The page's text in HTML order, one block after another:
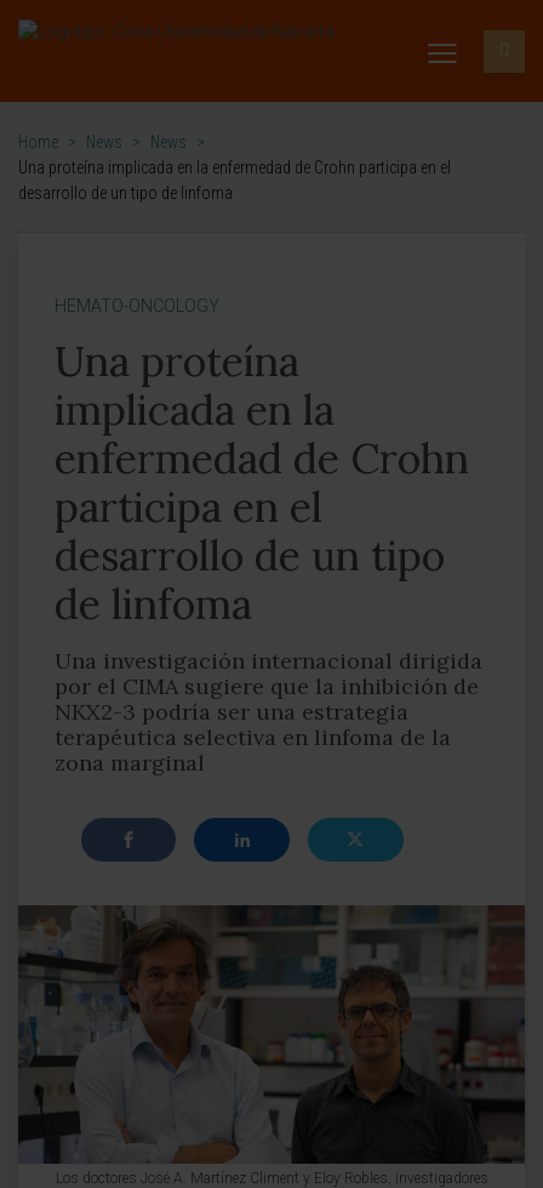
Home > News > News
>
Una proteína implicada en la enfermedad de Crohn participa en el
desarrollo de un tipo de linfoma
HEMATO-ONCOLOGY
Una proteína
implicada en la
enfermedad de Crohn
participa en el
desarrollo de un tipo
de linfoma
Una investigación internacional dirigida
por el CIMA sugiere que la inhibición de
NKX2-3 podría ser una estrategia
terapéutica selectiva en linfoma de la
zona marginal
Los doctores José A. Martínez Climent y Eloy Robles, investigadores